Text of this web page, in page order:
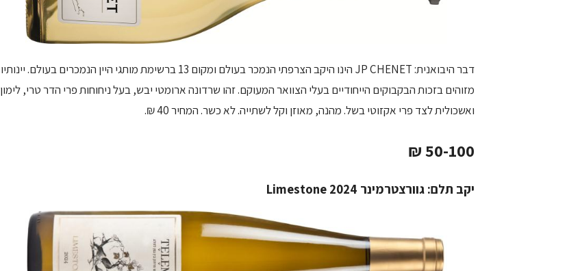
דבר היבואנית: JP CHENET הינו היקב הצרפתי הנמכר בעולם ומקום 13 ברשימת מותגי היין הנמכרים בעולם. יינותיו
מזוהים בזכות הבקבוקים הייחודיים בעלי הצוואר המעוקם. זהו שרדונה ארומטי יבש, בעל ניחוחות פרי הדר טרי, לימון
ואשכולית לצד פרי אקזוטי בשל. מהנה, מאוזן וקל לשתייה. לא כשר. המחיר 40 ₪.
50-100 ₪
יקב תלם: גוורצטרמינר Limestone 2024